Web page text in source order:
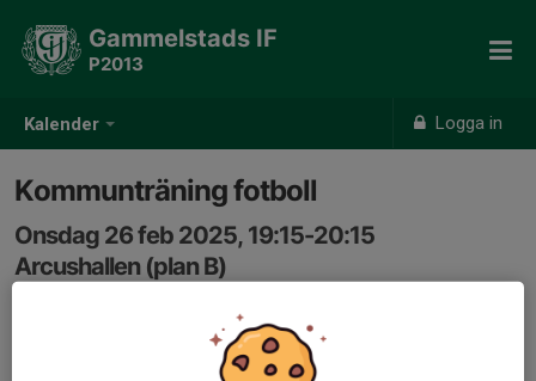
Kalender Logga in
Gammelstads IF
P2013
Kommunträning fotboll
Onsdag 26 feb 2025, 19:15-20:15
Arcushallen (plan B)